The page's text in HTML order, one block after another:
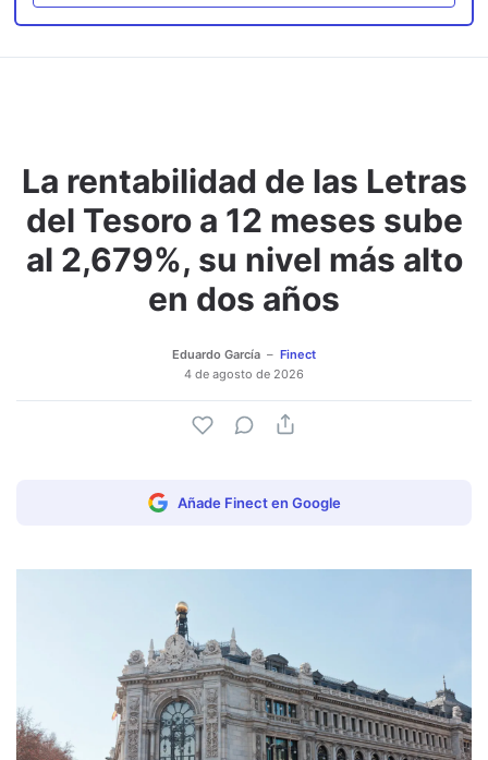
La rentabilidad de las Letras
del Tesoro a 12 meses sube
al 2,679%, su nivel más alto
en dos años
Eduardo García
Finect
4 de agosto de 2026
Añade Finect en Google